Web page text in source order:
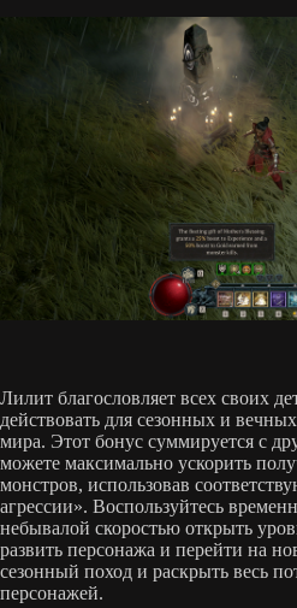
Лилит благословляет всех своих
действовать для сезонных и
мира. Этот бонус суммируется с
можете максимально ускорить
монстров, использовав
агрессии». Воспользуйтесь
небывалой скоростью открыть
развить персонажа и перейти на
сезонный поход и раскрыть весь
персонажей.